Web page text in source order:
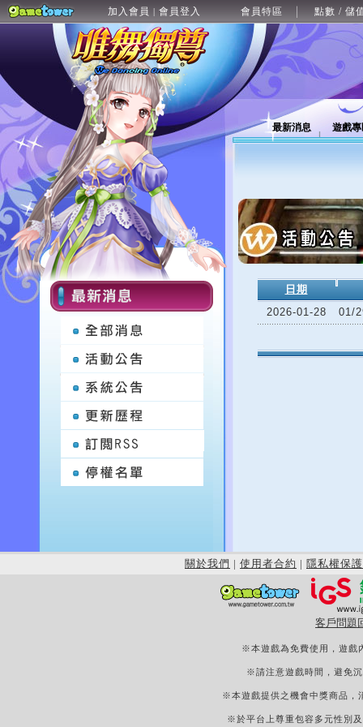
加入會員 | 會員登入 會員特區 點數 / 儲
最新消息 遊戲
日期
2026-01-28
01/
關於我們 | 使用者合約 | 隱私權保護
客戶問題
※本遊戲為免費使用，遊戲
※請注意遊戲時間，避免
※本遊戲提供之機會中獎商品，
※於平台上尊重包容多元性別